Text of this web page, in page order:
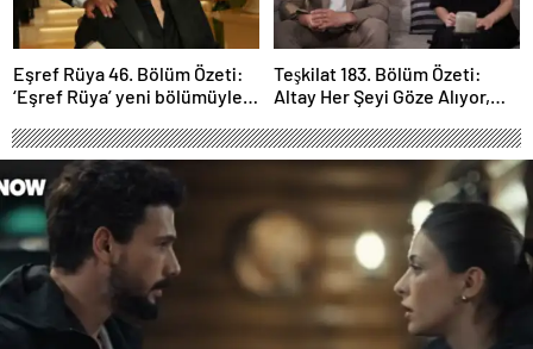
Eşref Rüya 46. Bölüm Özeti:
‘Eşref Rüya’ yeni bölümüyle
Teşkilat 183. Bölüm Özeti:
Altay Her Şeyi Göze Alıyor,